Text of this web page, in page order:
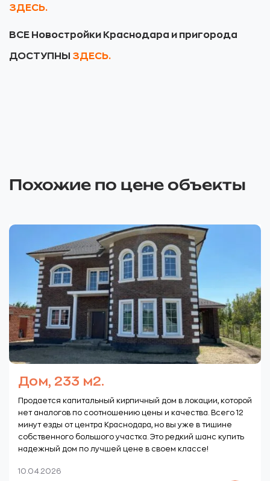
ЗДЕСЬ.
ВСЕ Новостройки Краснодара и пригорода
ДОСТУПНЫ ЗДЕСЬ.
Похожие по цене объекты
Дом, 233 м2.
Продается капитальный кирпичный дом в локации, которой
нет аналогов по соотношению цены и качества. Всего 12
минут езды от центра Краснодара, но вы уже в тишине
собственного большого участка. Это редкий шанс купить
надежный дом по лучшей цене в своем классе!
10.04.2026